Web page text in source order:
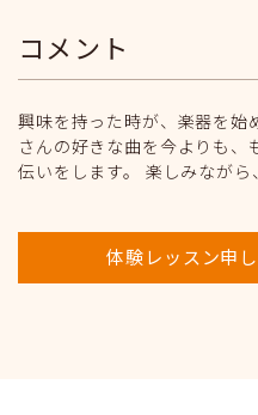
コメント
興味を持った時が、楽器を始
さんの好きな曲を今よりも、
伝いをします。 楽しみながら
体験レッスン申